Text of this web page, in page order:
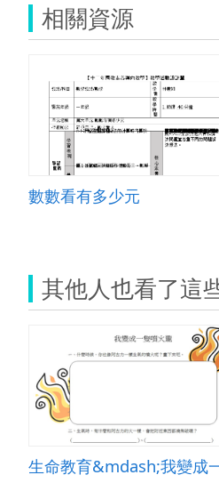
相關資源
數數看有多少元
其他人也看了這